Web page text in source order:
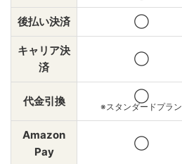
後払い決済 ◯
キャリア決
済
◯
代金引換 ◯
※スタンダードプラン
Amazon
Pay
◯